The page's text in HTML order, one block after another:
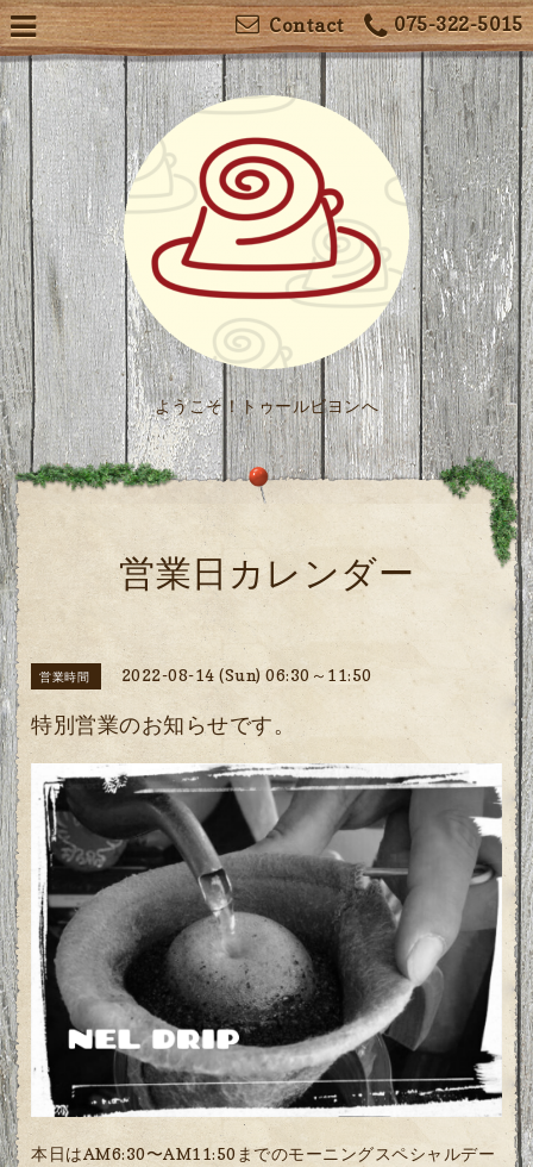
075-322-5015
Contact
ようこそ！トゥールビヨンへ
営業日カレンダー
営業時間 2022-08-14 (Sun) 06:30～11:50
特別営業のお知らせです。
本日はAM6:30〜AM11:50までのモーニングスペシャルデー